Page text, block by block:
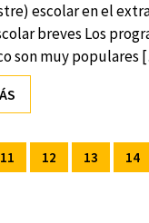
escolar en el
breves Los
son muy populares
11 12 13 14